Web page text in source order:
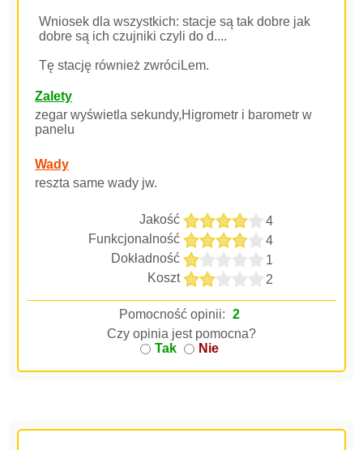
Wniosek dla wszystkich: stacje są tak dobre jak
dobre są ich czujniki czyli do d....
Tę stację również zwróciLem.
Zalety
zegar wyświetla sekundy,Higrometr i barometr w
panelu
Wady
reszta same wady jw.
Jakość
4
Funkcjonalność
4
Dokładność
1
Koszt
2
Pomocność opinii: 2
Czy opinia jest pomocna?
Tak
Nie